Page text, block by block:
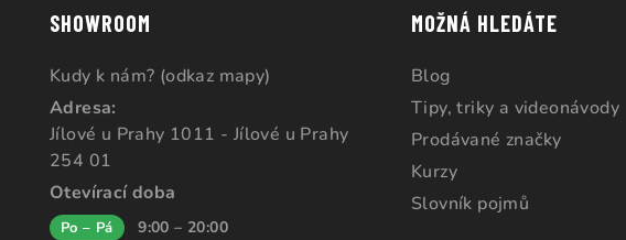
SHOWROOM
Kudy k nám? (odkaz mapy)
Adresa:
Jílové u Prahy 1011 - Jílové u Prahy
254 01
Otevírací doba
Po – Pá 9:00 – 20:00
MOŽNÁ HLEDÁTE
Blog
Tipy, triky a videonávody
Prodávané značky
Kurzy
Slovník pojmů